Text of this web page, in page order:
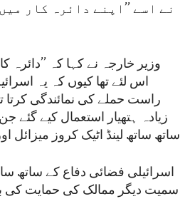
نے اسے ’’اپنے دائرہ کار
وزیر خارجہ نے کہا کہ ’’دائرہ
اس لئے تھا کیوں کہ یہ
زیادہ ہتھیار استعمال کیے گئے
ساتھ ساتھ لینڈ اٹیک کروز میزائل
اسرائیلی فضائی دفاع کے ساتھ
سمیت دیگر ممالک کی حمایت کی